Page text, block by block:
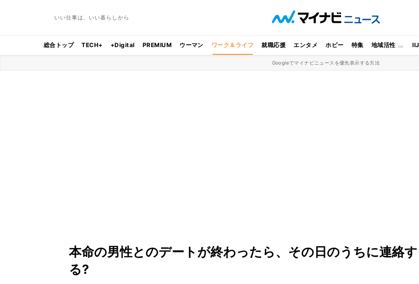
いい仕事は、いい暮らしから
総合トップ TECH+ +Digital PREMIUM ウーマン ワーク＆ライフ 就職応援 エンタメ ホビー 特集 地域活性 IIJ
Googleでマイナビニュースを優先表示する方法
本命の男性とのデートが終わったら、その日のうちに連絡す
る?